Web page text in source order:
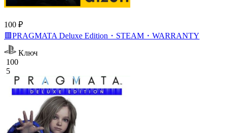
100 ₽
🟥PRAGMATA Deluxe Edition・STEAM・WARRANTY
Ключ
100
5